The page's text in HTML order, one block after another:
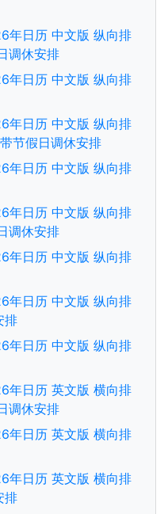
年日历 中文版 纵向排
调休安排
年日历 中文版 纵向排
年日历 中文版 纵向排
节假日调休安排
年日历 中文版 纵向排
年日历 中文版 纵向排
调休安排
年日历 中文版 纵向排
年日历 中文版 纵向排
排
年日历 中文版 纵向排
年日历 英文版 横向排
调休安排
年日历 英文版 横向排
年日历 英文版 横向排
排